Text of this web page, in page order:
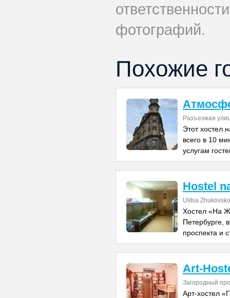
фотографий.
Похожие
Разъезжая
Этот хостел
всего в 10
услугам
Hostel
Ulitsa
Хостел «На
Петербурге,
проспекта и
Art-
Загородный
Арт-хостел